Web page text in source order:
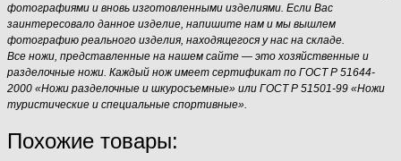
фотографиями и вновь изготовленными изделиями. Если Вас
заинтересовало данное изделие, напишите нам и мы вышлем
фотографию реального изделия, находящегося у нас на складе.
Все ножи, представленные на нашем сайте — это хозяйственные и
разделочные ножи. Каждый нож имеет сертификат по ГОСТ Р 51644-
2000 «Ножи разделочные и шкуросъемные» или ГОСТ Р 51501-99 «Ножи
туристические и специальные спортивные».
Похожие товары: